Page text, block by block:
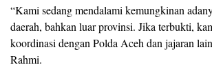
“Kami sedang mendalami kemungkinan
daerah, bahkan luar provinsi. Jika terbukti,
koordinasi dengan Polda Aceh dan jajaran
Rahmi.